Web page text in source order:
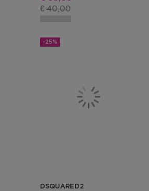
Productprijs
€ 40,00
-25%
DSQUARED2